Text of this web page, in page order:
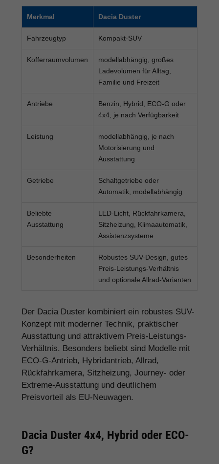
Merkmal Dacia Duster
Fahrzeugtyp Kompakt-SUV
Kofferraumvolumen
modellabhängig, großes
Ladevolumen für Alltag,
Familie und Freizeit
Antriebe
Benzin, Hybrid, ECO-G oder
4x4, je nach Verfügbarkeit
Leistung
modellabhängig, je nach
Motorisierung und
Ausstattung
Getriebe
Schaltgetriebe oder
Automatik, modellabhängig
Beliebte
Ausstattung
LED-Licht, Rückfahrkamera,
Sitzheizung, Klimaautomatik,
Assistenzsysteme
Besonderheiten
Robustes SUV-Design, gutes
Preis-Leistungs-Verhältnis
und optionale Allrad-Varianten
Der Dacia Duster kombiniert ein robustes SUV-
Konzept mit moderner Technik, praktischer
Ausstattung und attraktivem Preis-Leistungs-
Verhältnis. Besonders beliebt sind Modelle mit
ECO-G-Antrieb, Hybridantrieb, Allrad,
Rückfahrkamera, Sitzheizung, Journey- oder
Extreme-Ausstattung und deutlichem
Preisvorteil als EU-Neuwagen.
Dacia Duster 4x4, Hybrid oder ECO-
G?